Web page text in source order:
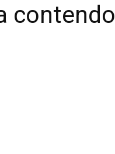
contendo